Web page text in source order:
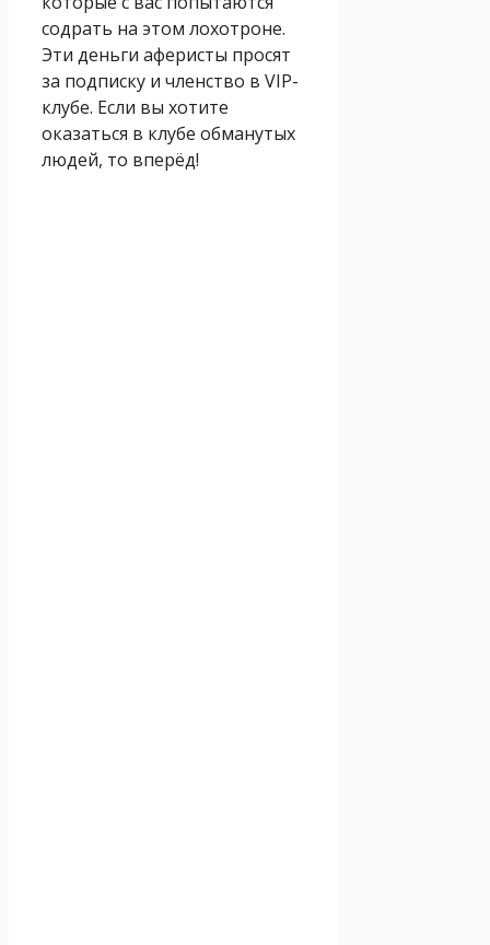
содрать на этом лохотроне.
Эти деньги аферисты просят
за подписку и членство в VIP-
клубе. Если вы хотите
оказаться в клубе обманутых
людей, то вперёд!